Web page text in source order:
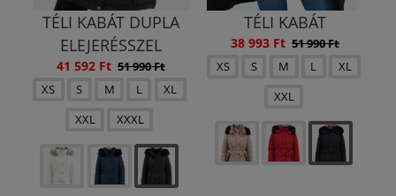
TÉLI KABÁT DUPLA
ELEJERÉSSZEL
41 592 Ft 51 990 Ft
XS
S M L
XL
XXL
XXXL
TÉLI KABÁT
38 993 Ft 51 990 Ft
XS
S M L
XL
XXL